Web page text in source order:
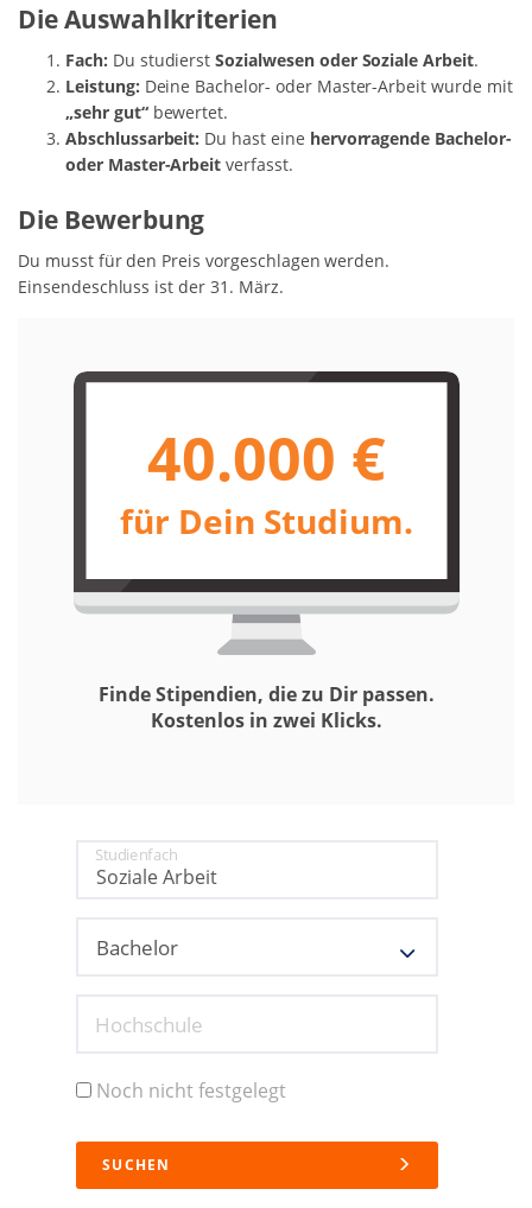
Die Auswahlkriterien
Fach: Du studierstSozialwesen oder Soziale Arbeit.
Leistung: Deine Bachelor- oder Master-Arbeit wurde mit
„sehr gut“bewertet.
Abschlussarbeit: Du hast eine hervorragende Bachelor-
oder Master-Arbeit verfasst.
Die Bewerbung
Du musst für den Preis vorgeschlagen werden.
Einsendeschluss ist der 31. März.
40.000 €
für Dein Studium.
Finde Stipendien, die zu Dir passen.
Kostenlos in zwei Klicks.
Studienfach
Hochschule
Noch nicht festgelegt
SUCHEN